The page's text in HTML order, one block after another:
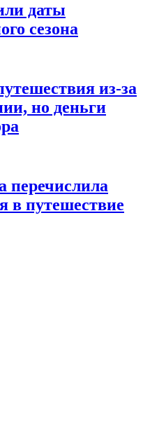
даты
сезона
из-за
но деньги
перечислила
в путешествие